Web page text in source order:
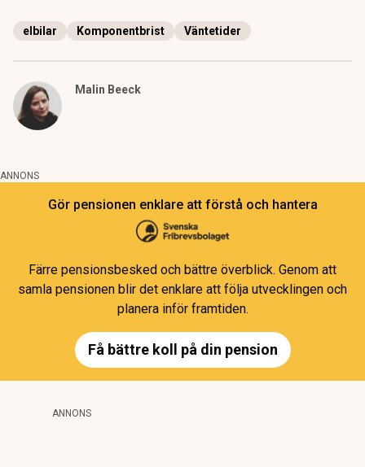
elbilar Komponentbrist Väntetider
Malin Beeck
ANNONS
Gör pensionen enklare att förstå och hantera
Färre pensionsbesked och bättre överblick. Genom att
samla pensionen blir det enklare att följa utvecklingen och
planera inför framtiden.
Få bättre koll på din pension
ANNONS